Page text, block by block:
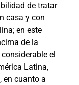
de tratar
casa y con
en este
de la
el
Latina,
en cuanto a